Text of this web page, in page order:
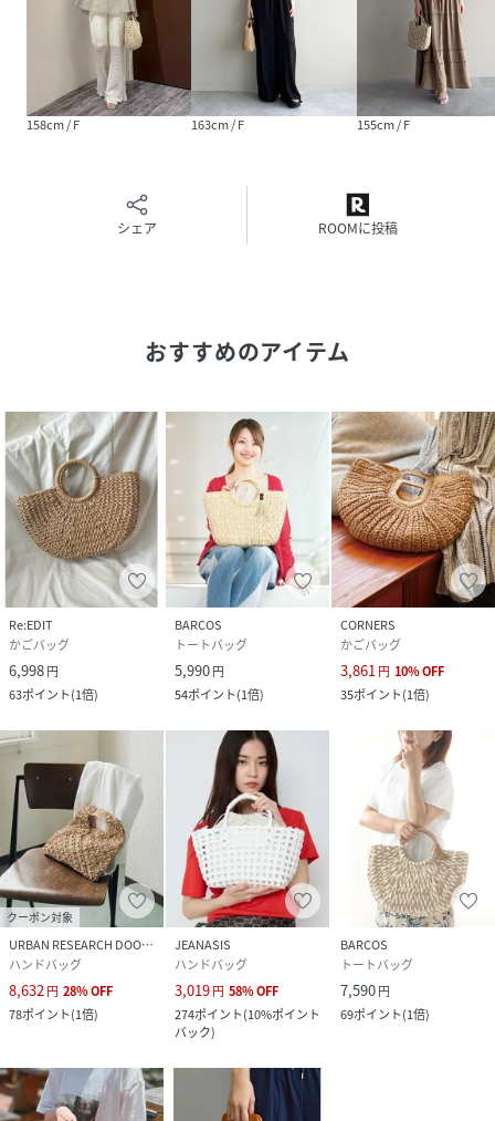
158cm / F 163cm / F 155cm / F
シェア ROOMに投稿
おすすめのアイテム
Re:EDIT
かごバッグ
6,998円
63ポイント(1倍)
BARCOS
トートバッグ
5,990円
54ポイント(1倍)
CORNERS
かごバッグ
3,861円 10%OFF
35ポイント(1倍)
クーポン対象
URBAN RESEARCH DOORS
ハンドバッグ
8,632円 28%OFF
78ポイント(1倍)
JEANASIS
ハンドバッグ
3,019円 58%OFF
274ポイント(10%ポイント
バック)
BARCOS
トートバッグ
7,590円
69ポイント(1倍)